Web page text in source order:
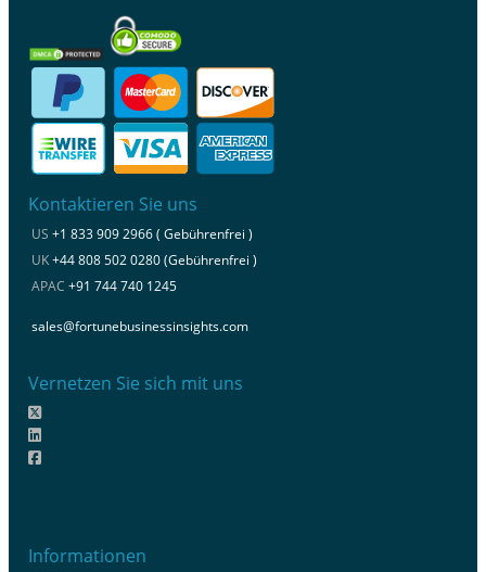
Kontaktieren Sie uns
US +1 833 909 2966 ( Gebührenfrei )
UK+44 808 502 0280 (Gebührenfrei )
APAC +91 744 740 1245
sales@fortunebusinessinsights.com
Vernetzen Sie sich mit uns
Informationen